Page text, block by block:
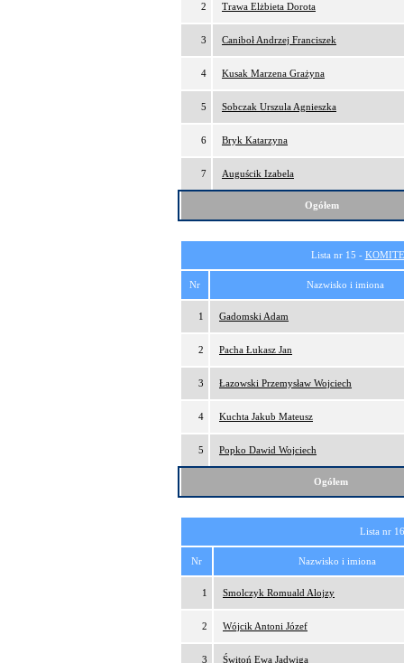
2 Trawa Elżbieta Dorota
3 Caniboł Andrzej Franciszek
4 Kusak Marzena Grażyna
5 Sobczak Urszula Agnieszka
6 Bryk Katarzyna
7 Auguścik Izabela
Ogółem
Lista nr 15 -
Nr Nazwisko i imiona
1 Gadomski Adam
2 Pacha Łukasz Jan
3 Łazowski Przemysław Wojciech
4 Kuchta Jakub Mateusz
5 Popko Dawid Wojciech
Ogółem
Lista nr
Nr Nazwisko i imiona
1 Smolczyk Romuald Alojzy
2 Wójcik Antoni Józef
3 Świtoń Ewa Jadwiga